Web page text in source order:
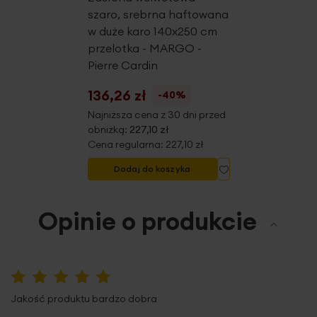
szaro, srebrna haftowana
w duże karo 140x250 cm
przelotka - MARGO -
Pierre Cardin
136,26 zł
-40%
Najniższa cena z 30 dni przed
obniżką: 227,10 zł
Cena regularna: 227,10 zł
Dodaj do koszyka Dodaj do listy
Opinie o produkcie
Jakość produktu bardzo dobra